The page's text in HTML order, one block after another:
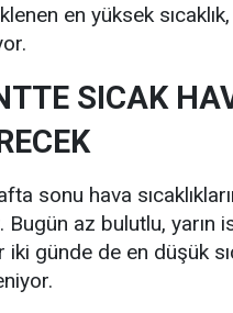
en yüksek
SICAK
sonu hava
Bugün az bulutlu, yarın
iki günde de en düşük